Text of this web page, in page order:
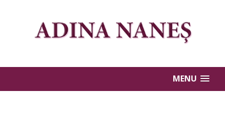
MENU